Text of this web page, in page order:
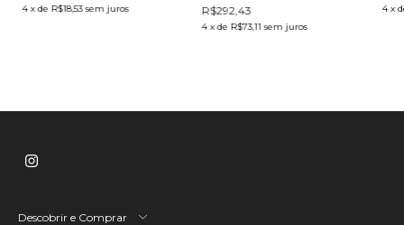
4 xde R$18,53 sem juros R$292,43
4 xdeR$73,11 sem juros
4 x
Descobrir e Comprar